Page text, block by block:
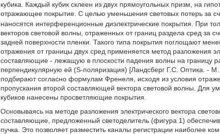
кубика. Каждый кубик склеен из двух прямоугольных призм, на
отражающее покрытие. С целью уменьшения световых потерь за
наносятся интерференционные диэлектрические покрытия. При
векторов световой волны, отраженных от границ раздела сред за
задней поверхности пленки. Такого типа покрытия поглощают
отражения от границы двух сред применяется метод разложения
составляющие - лежащую в плоскости падения волны на границу
перпендикулярную ей (S-поляризация) [Ландсберг Г.С. Оптика. -
подбирают согласно формулам Френеля, исходя из условия
пропускания второй составляющей вектора световой волны. Для
кубиков нанесены просветляющие покрытия.
Основываясь на методе разложения электрического вектора
составляющие, предложенный светоделитель (фигура 1)
пучка. Это позволяет разместить каналы регистрации наиболее